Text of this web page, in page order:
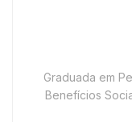
Graduada em
Benefícios